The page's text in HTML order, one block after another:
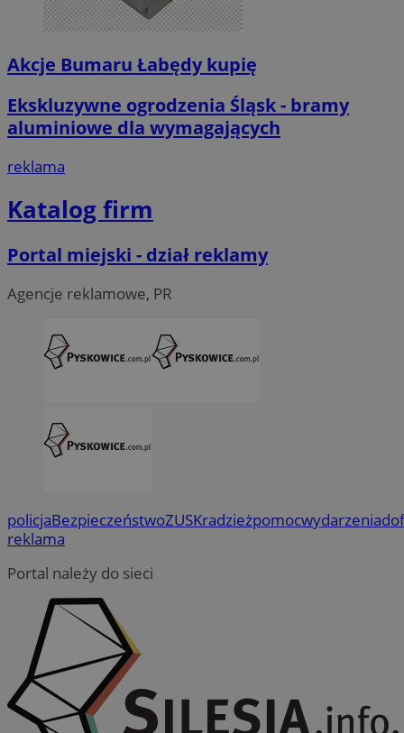
Akcje Bumaru Łabędy kupię
Ekskluzywne ogrodzenia Śląsk - bramy
aluminiowe dla wymagających
reklama
Katalog firm
Portal miejski - dział reklamy
Agencje reklamowe, PR
policjaBezpieczeństwoZUSKradzieżpomocwydarzenia
reklama
Portal należy do sieci